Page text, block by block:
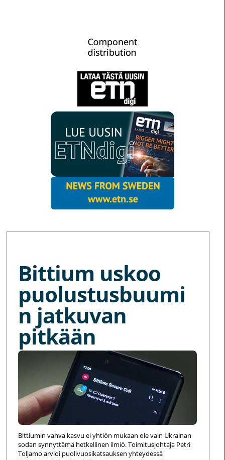
Bittium uskoo
puolustusbuumi
n jatkuvan
pitkään
Bittiumin vahva kasvu ei yhtiön mukaan ole vain Ukrainan
sodan synnyttämä hetkellinen ilmiö. Toimitusjohtaja Petri
Toljamo arvioi puolivuosikatsauksen yhteydessä